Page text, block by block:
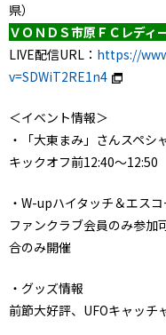
県）
ＶＯＮＤＳ市原ＦＣレディ
LIVE配信URL： https://
v=SDWiT2RE1n4
＜イベント情報＞
・「大東まみ」さんスペシ
キックオフ前12:40～
・W-upハイタッチ＆エス
ファンクラブ会員のみ参
合のみ開催
・グッズ情報
前節大好評、UFOキャッチ